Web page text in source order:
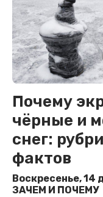
Почему
чёрные и
снег:
фактов
Воскресенье, 14
ЗАЧЕМ И ПОЧЕМУ